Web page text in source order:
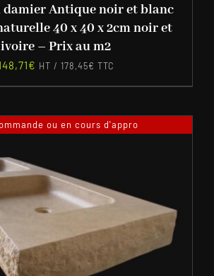
damier Antique noir et blanc
40 x 40 x 2cm noir et
ivoire – Prix au m2
€ HT / 178,45€ TTC
ou en cours d'appro